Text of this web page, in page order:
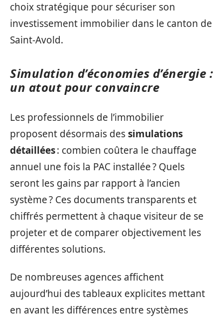
choix stratégique pour sécuriser son
investissement immobilier dans le canton de
Saint-Avold.
Simulation d’économies d’énergie :
un atout pour convaincre
Les professionnels de l’immobilier
proposent désormais dessimulations
détaillées: combien coûtera le chauffage
annuel une fois la PAC installée ? Quels
seront les gains par rapport à l’ancien
système ? Ces documents transparents et
chiffrés permettent à chaque visiteur de se
projeter et de comparer objectivement les
différentes solutions.
De nombreuses agences affichent
aujourd’hui des tableaux explicites mettant
en avant les différences entre systèmes